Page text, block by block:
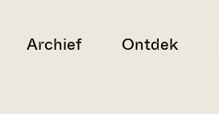
Archief Ontdek